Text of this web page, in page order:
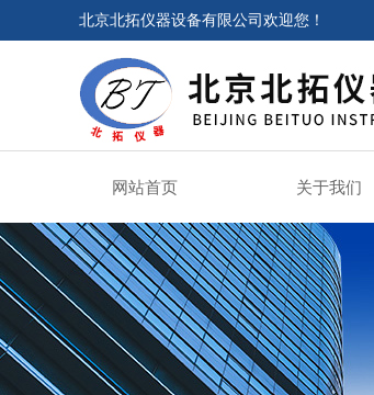
北京北拓仪器设备有限公司欢迎您！
网站首页 关于我们